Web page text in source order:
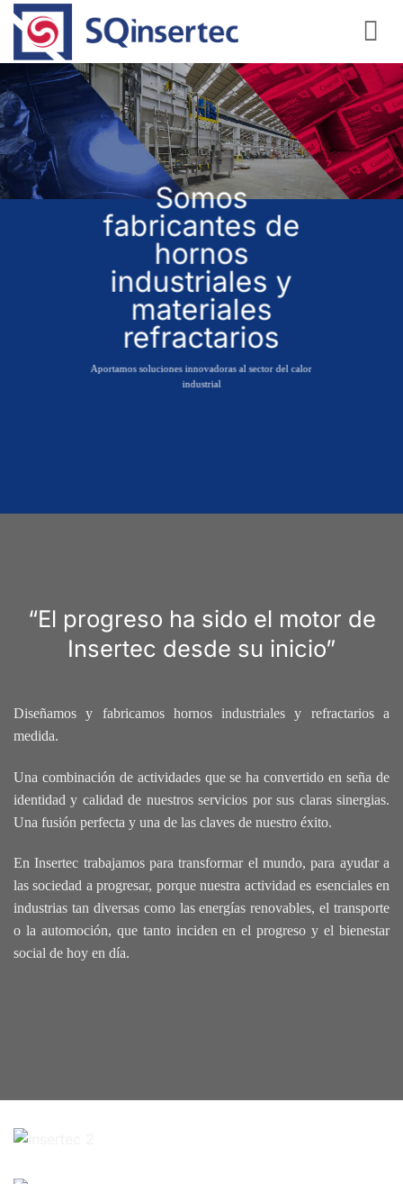
Saltar
contenido
Somos
fabricantes de
hornos
industriales y
materiales
refractarios
Aportamos soluciones innovadoras al sector del calor
industrial
“El progreso ha sido el motor de
Insertec desde su inicio”
Diseñamos y fabricamos hornos industriales y refractarios a
medida.
Una combinación de actividades que se ha convertido en seña de
identidad y calidad de nuestros servicios por sus claras sinergias.
Una fusión perfecta y una de las claves de nuestro éxito.
En Insertec trabajamos para transformar el mundo, para ayudar a
las sociedad a progresar, porque nuestra actividad es esenciales en
industrias tan diversas como las energías renovables, el transporte
o la automoción, que tanto inciden en el progreso y el bienestar
social de hoy en día.